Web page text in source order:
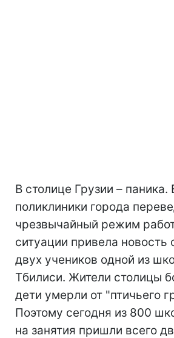
В столице Грузии – паника.
поликлиники города
чрезвычайный режим
ситуации привела новость
двух учеников одной из
Тбилиси. Жители столицы
дети умерли от "птичьего
Поэтому сегодня из 800
на занятия пришли всего